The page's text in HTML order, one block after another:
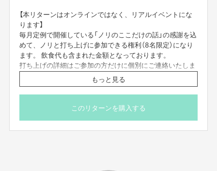
【本リターンはオンラインではなく、リアルイベントにな
ります】
毎月定例で開催している「ノリのここだけの話」の感謝を込
めて、ノリと打ち上げに参加できる権利（8名限定）になり
ます。 飲食代も含まれた金額となっております。
打ち上げの詳細はご参加の方だけに個別にご連絡いたしま
す。
当日、身分証明書（運転免許証・マイナンバーカード・保
険証）を確認させていただきます。
※場所：東京都内某所（現地までの交通費は各自ご負担をお
もっと見る
このリターンを購入する